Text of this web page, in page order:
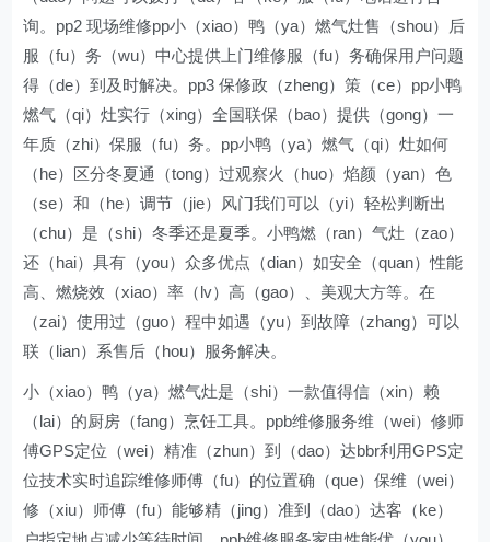
询。pp2 现场维修pp小（xiao）鸭（ya）燃气灶售（shou）后
服（fu）务（wu）中心提供上门维修服（fu）务确保用户问题
得（de）到及时解决。pp3 保修政（zheng）策（ce）pp小鸭
燃气（qi）灶实行（xing）全国联保（bao）提供（gong）一
年质（zhi）保服（fu）务。pp小鸭（ya）燃气（qi）灶如何
（he）区分冬夏通（tong）过观察火（huo）焰颜（yan）色
（se）和（he）调节（jie）风门我们可以（yi）轻松判断出
（chu）是（shi）冬季还是夏季。小鸭燃（ran）气灶（zao）
还（hai）具有（you）众多优点（dian）如安全（quan）性能
高、燃烧效（xiao）率（lv）高（gao）、美观大方等。在
（zai）使用过（guo）程中如遇（yu）到故障（zhang）可以
联（lian）系售后（hou）服务解决。
小（xiao）鸭（ya）燃气灶是（shi）一款值得信（xin）赖
（lai）的厨房（fang）烹饪工具。ppb维修服务维（wei）修师
傅GPS定位（wei）精准（zhun）到（dao）达bbr利用GPS定
位技术实时追踪维修师傅（fu）的位置确（que）保维（wei）
修（xiu）师傅（fu）能够精（jing）准到（dao）达客（ke）